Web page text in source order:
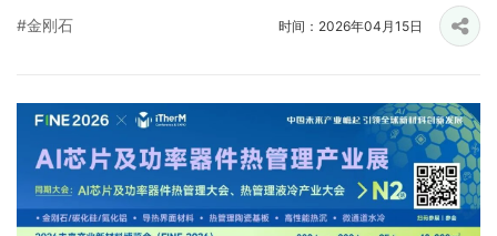
#金刚石 时间：2026年04月15日